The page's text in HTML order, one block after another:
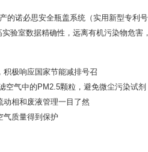
诺必思安全瓶盖系统（实用新型专利
验室数据精确性，远离有机污染物危害
极响应国家节能减排号召
气中的PM2.5颗粒，避免微尘污染试
相和废液管理一目了然
气质量得到保护